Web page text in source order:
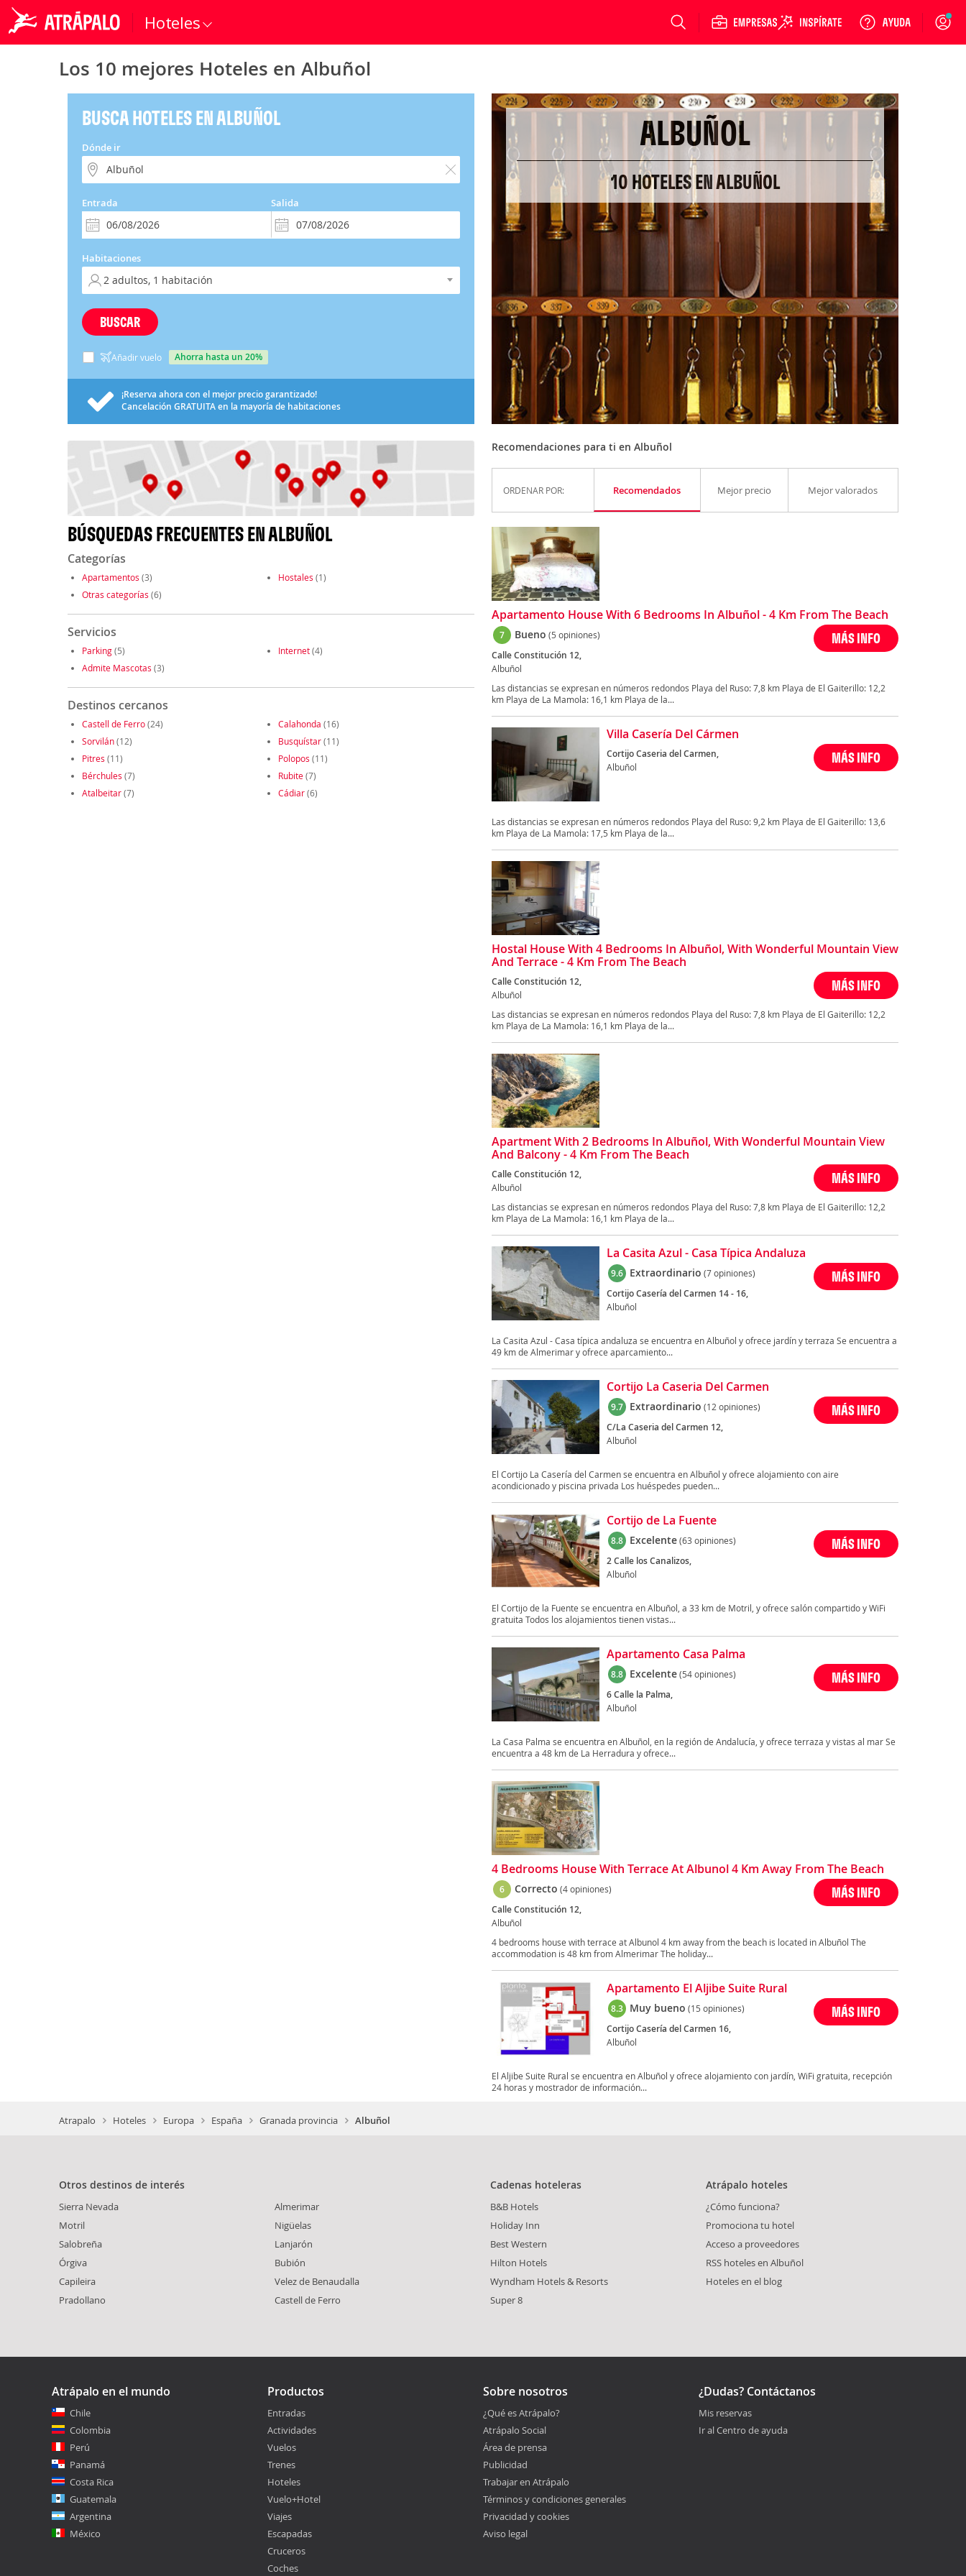
Hoteles Login
Los 10 mejores Hoteles en Albuñol
BUSCA HOTELES EN ALBUÑOL
Dónde ir
Entrada Salida
Habitaciones
BUSCAR
Añadir vuelo ahorra hasta un 20%
¡Reserva ahora con el mejor precio garantizado!
Cancelación GRATUITAen la mayoría de habitaciones
BÚSQUEDAS FRECUENTES EN ALBUÑOL
Categorías
Apartamentos (3) Hostales (1)
Otras categorías (6)
Servicios
Parking(5) Internet(4)
Admite Mascotas (3)
Destinos cercanos
Castell de Ferro(24) Calahonda (16)
Sorvilán(12) Busquístar(11)
Pitres (11) Polopos (11)
Bérchules (7) Rubite(7)
Atalbeitar(7) Cádiar(6)
ALBUÑOL
10 HOTELES EN ALBUÑOL
Recomendaciones para ti en Albuñol
ORDENAR POR: Recomendados Mejor precio Mejor valorados
Apartamento House With 6 Bedrooms In Albuñol - 4 Km From The Beach
7 Bueno (5 opiniones)
Calle Constitución 12,
Albuñol
MÁS INFO
Las distancias se expresan en números redondos Playa del Ruso: 7,8 km Playa de El Gaiterillo: 12,2
km Playa de La Mamola: 16,1 km Playa de la...
Villa Casería Del Cármen
Cortijo Caseria del Carmen,
Albuñol
MÁS INFO
Las distancias se expresan en números redondos Playa del Ruso: 9,2 km Playa de El Gaiterillo: 13,6
km Playa de La Mamola: 17,5 km Playa de la...
Hostal House With 4 Bedrooms In Albuñol, With Wonderful Mountain View
And Terrace - 4 Km From The Beach
Calle Constitución 12,
Albuñol
MÁS INFO
Las distancias se expresan en números redondos Playa del Ruso: 7,8 km Playa de El Gaiterillo: 12,2
km Playa de La Mamola: 16,1 km Playa de la...
Apartment With 2 Bedrooms In Albuñol, With Wonderful Mountain View
And Balcony - 4 Km From The Beach
Calle Constitución 12,
Albuñol
MÁS INFO
Las distancias se expresan en números redondos Playa del Ruso: 7,8 km Playa de El Gaiterillo: 12,2
km Playa de La Mamola: 16,1 km Playa de la...
La Casita Azul - Casa Típica Andaluza
9.6 Extraordinario (7 opiniones)
Cortijo Casería del Carmen 14 - 16,
Albuñol
MÁS INFO
La Casita Azul - Casa típica andaluza se encuentra en Albuñol y ofrece jardín y terraza Se encuentra a
49 km de Almerimar y ofrece aparcamiento...
Cortijo La Caseria Del Carmen
9.7 Extraordinario (12 opiniones)
C/La Caseria del Carmen 12,
Albuñol
MÁS INFO
El Cortijo La Casería del Carmen se encuentra en Albuñol y ofrece alojamiento con aire
acondicionado y piscina privada Los huéspedes pueden...
Cortijo de La Fuente
8.8 Excelente(63 opiniones)
2 Calle los Canalizos,
Albuñol
MÁS INFO
El Cortijo de la Fuente se encuentra en Albuñol, a 33 km de Motril, y ofrece salón compartido y WiFi
gratuita Todos los alojamientos tienen vistas...
Apartamento Casa Palma
8.8 Excelente(54 opiniones)
6 Calle la Palma,
Albuñol
MÁS INFO
La Casa Palma se encuentra en Albuñol, en la región de Andalucía, y ofrece terraza y vistas al mar Se
encuentra a 48 km de La Herradura y ofrece...
4 Bedrooms House With Terrace At Albunol 4 Km Away From The Beach
6 Correcto (4 opiniones)
Calle Constitución 12,
Albuñol
MÁS INFO
4 bedrooms house with terrace at Albunol 4 km away from the beach is located in Albuñol The
accommodation is 48 km from Almerimar The holiday...
Apartamento El Aljibe Suite Rural
8.3 Muy bueno (15 opiniones)
Cortijo Casería del Carmen 16,
Albuñol
MÁS INFO
El Aljibe Suite Rural se encuentra en Albuñol y ofrece alojamiento con jardín, WiFi gratuita, recepción
24 horas y mostrador de información...
Atrapalo Hoteles Europa España Granada provincia Albuñol
Otros destinos de interés
Sierra Nevada
Motril
Salobreña
Órgiva
Capileira
Pradollano
Almerimar
Nigüelas
Lanjarón
Bubión
Velez de Benaudalla
Castell de Ferro
Cadenas hoteleras
B&B Hotels
Holiday Inn
Best Western
Hilton Hotels
Wyndham Hotels & Resorts
Super 8
Atrápalo hoteles
¿Cómo funciona?
Promociona tu hotel
Acceso a proveedores
RSS hoteles en Albuñol
Hoteles en el blog
Atrápalo en el mundo
Chile
Colombia
Perú
Panamá
Costa Rica
Guatemala
Argentina
México
Productos
Entradas
Actividades
Vuelos
Trenes
Hoteles
Vuelo+Hotel
Viajes
Escapadas
Cruceros
Coches
Sobre nosotros
¿Qué es Atrápalo?
Atrápalo Social
Área de prensa
Publicidad
Trabajar en Atrápalo
Términos y condiciones generales
Privacidad y cookies
Aviso legal
¿Dudas? Contáctanos
Mis reservas
Ir al Centro de ayuda